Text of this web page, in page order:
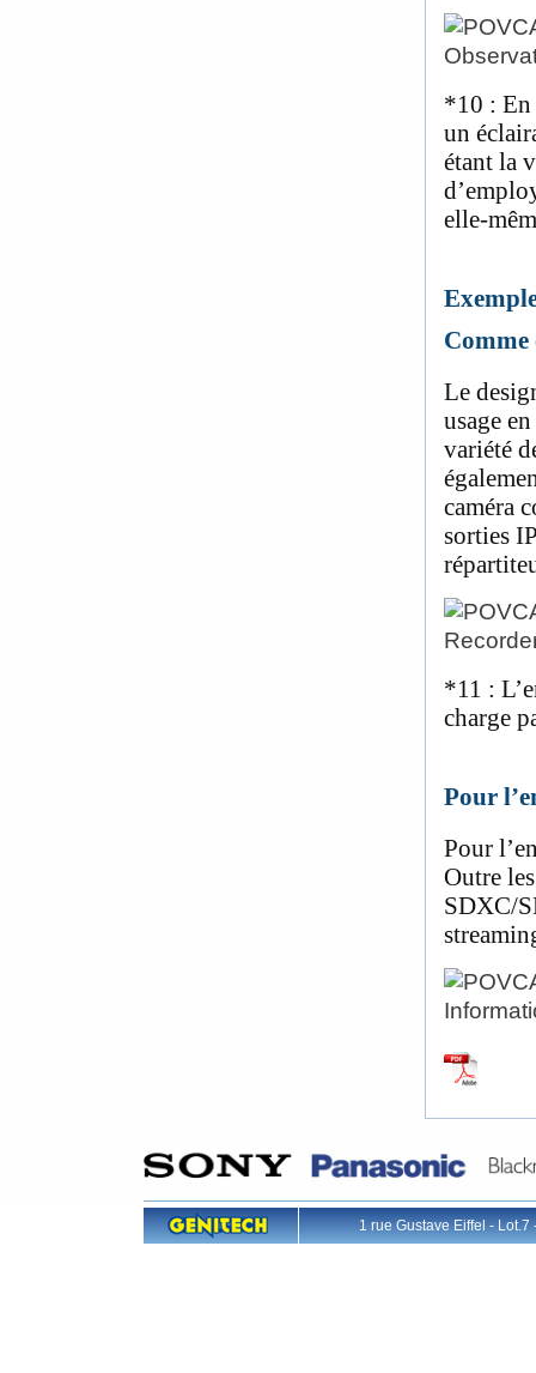
*10 : En
un
étant la
elle-
Comme
Le
usage
variété
caméra
sorties
*11 :
charge
Pour
Pour
Outre
SDXC/
1 rue Gustave Eiffel -